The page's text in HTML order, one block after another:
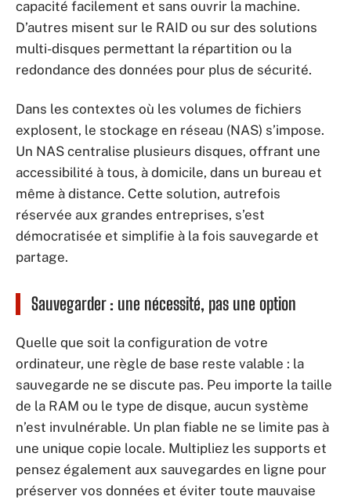
capacité facilement et sans ouvrir la machine.
D’autres misent sur le RAID ou sur des solutions
multi-disques permettant la répartition ou la
redondance des données pour plus de sécurité.
Dans les contextes où les volumes de fichiers
explosent, le stockage en réseau (NAS) s’impose.
Un NAS centralise plusieurs disques, offrant une
accessibilité à tous, à domicile, dans un bureau et
même à distance. Cette solution, autrefois
réservée aux grandes entreprises, s’est
démocratisée et simplifie à la fois sauvegarde et
partage.
Sauvegarder : une nécessité, pas une option
Quelle que soit la configuration de votre
ordinateur, une règle de base reste valable : la
sauvegarde ne se discute pas. Peu importe la taille
de la RAM ou le type de disque, aucun système
n’est invulnérable. Un plan fiable ne se limite pas à
une unique copie locale. Multipliez les supports et
pensez également aux sauvegardes en ligne pour
préserver vos données et éviter toute mauvaise